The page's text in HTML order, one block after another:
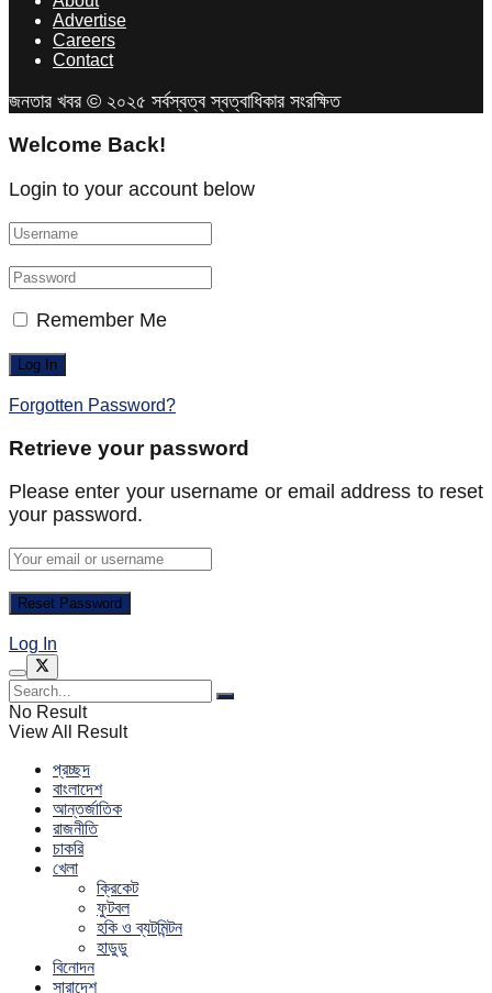
Advertise
Careers
Contact
জনতার খবর © ২০২৫ সর্বস্বত্ব স্বত্বাধিকার সংরক্ষিত
Welcome Back!
Login to your account below
Remember Me
Forgotten Password?
Retrieve your password
Please enter your username or email address to reset
your password.
Log In
No Result
View All Result
প্রচ্ছদ
বাংলাদেশ
আন্তর্জাতিক
রাজনীতি
চাকরি
খেলা
ক্রিকেট
ফুটবল
হকি ও ব্যটমিন্টন
হাডুডু
বিনোদন
সারাদেশ